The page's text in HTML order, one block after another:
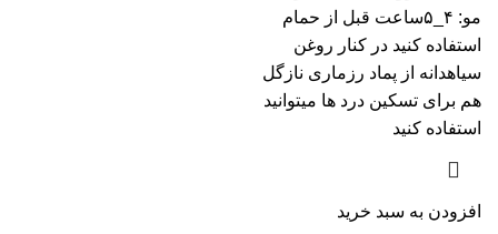
مو: ۴_۵ساعت قبل از حمام
استفاده کنید در کنار روغن
سیاهدانه از پماد رزماری نازگل
هم برای تسکین درد ها میتوانید
استفاده کنید
افزودن به سبد خرید